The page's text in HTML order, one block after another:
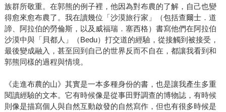
族群所敬重。在郭熊的例子裡，他因為對布農的了解，自己也變
得愈來愈布農了。我在讀幾位「沙漠旅行家」（包括查爾士．道
諦、阿拉伯的勞倫斯，以及威福瑞．塞西格）書寫他們在阿拉伯
沙漠中與「貝都人」（Bedu）打交道的經驗，從接觸到被接受，
最後變成融入，甚至回到自己的世界反而不自在，都讓我看到和
郭熊同樣的過程與情境。
《走進布農的山》其實是一本多種身份的書，也是讓我產生多重
閱讀經驗的文本。它有時候像是從事田野調查的博物誌，有時候
則像是描寫個人與自然互動啟發的自然寫作，但也有很多時候是